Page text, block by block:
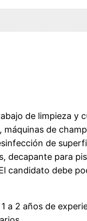
de limpieza y
de
de
decapante para
candidato debe
a 2 años de